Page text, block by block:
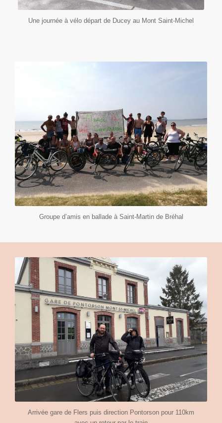
Une journée à vélo départ de Ducey au Mont Saint-Michel
Groupe d’amis en ballade à Saint-Martin de Bréhal
Arrivée gare de Flers puis direction Pontorson pour 110km